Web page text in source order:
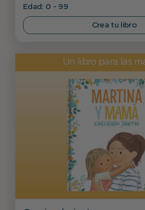
Edad: 0 - 99
Crea tu libro
Un libro para las